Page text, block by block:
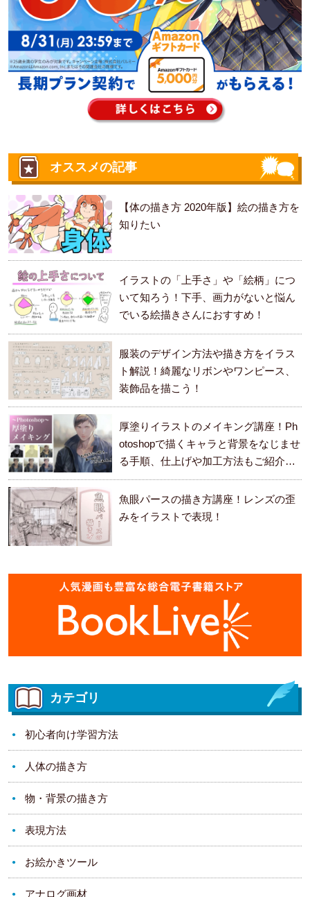
オススメの記事
【体の描き方 2020年版】絵の描き方を
知りたい
イラストの「上手さ」や「絵柄」につ
いて知ろう！下手、画力がないと悩ん
でいる絵描きさんにおすすめ！
服装のデザイン方法や描き方をイラス
ト解説！綺麗なリボンやワンピース、
装飾品を描こう！
厚塗りイラストのメイキング講座！Ph
otoshopで描くキャラと背景をなじませ
る手順、仕上げや加工方法もご紹介し
ます。
魚眼パースの描き方講座！レンズの歪
みをイラストで表現！
カテゴリ
初心者向け学習方法
人体の描き方
物・背景の描き方
表現方法
お絵かきツール
アナログ画材